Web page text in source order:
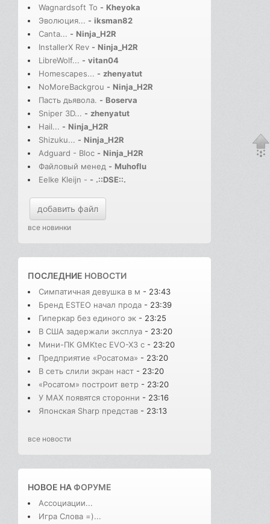
Wagnardsoft To - Kheyoka
Эволюция... - iksman82
Canta... - Ninja_H2R
InstallerX Rev - Ninja_H2R
LibreWolf... - vitan04
Homescapes... - zhenyatut
NoMoreBackgrou - Ninja_H2R
Пасть дьявола. - Boserva
Sniper 3D... - zhenyatut
Hail... - Ninja_H2R
Shizuku... - Ninja_H2R
Adguard - Bloc - Ninja_H2R
Файловый менед - Muhoflu
Eelke Kleijn - - .::DSE::.
добавить файл
все новинки
ПОСЛЕДНИЕ НОВОСТИ
Симпатичная девушка в м - 23:43
Бренд ESTEO начал прода - 23:39
Гиперкар без единого эк - 23:25
В США задержали эксплуа - 23:20
Мини-ПК GMKtec EVO-X3 с - 23:20
Предприятие «Росатома» - 23:20
В сеть слили экран наст - 23:20
«Росатом» построит ветр - 23:20
У MAX появятся сторонни - 23:16
Японская Sharp представ - 23:13
все новости
НОВОЕ НАФОРУМЕ
Ассоциации...
Игра Слова =)...